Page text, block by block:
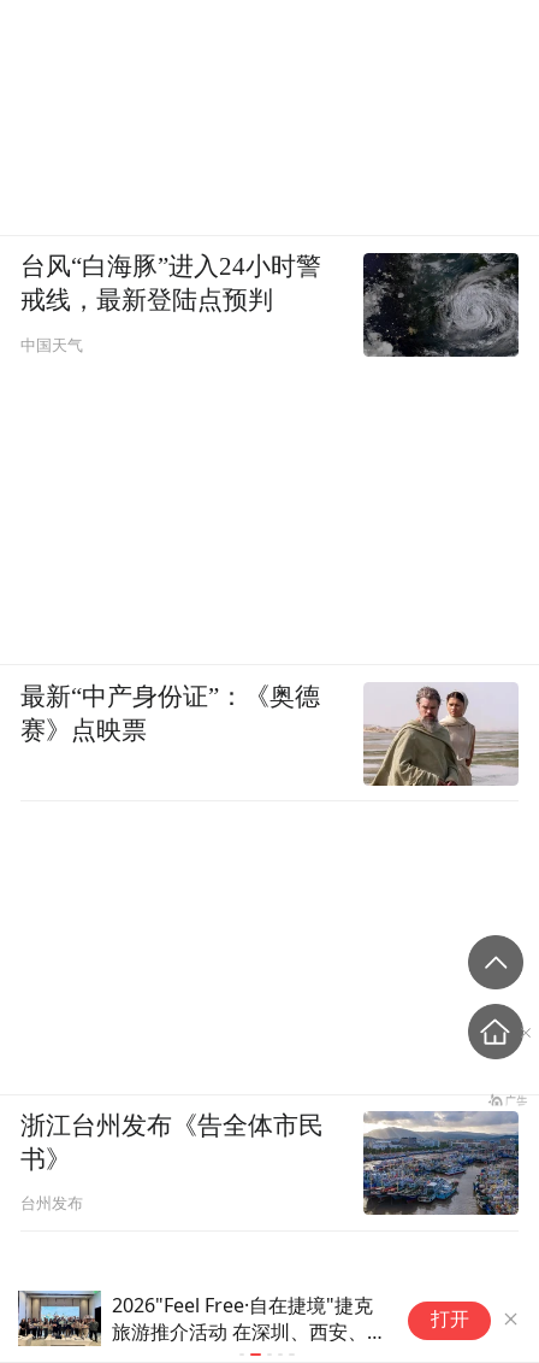
2026"Feel Free·自在捷境"捷克
旅游推介活动 在深圳、西安、
北京三地圆满落幕
打开
台风“白海豚”进入24小时警
戒线，最新登陆点预判
中国天气
最新“中产身份证”：《奥德
赛》点映票
浙江台州发布《告全体市民
书》
台州发布